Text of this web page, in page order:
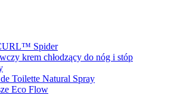
Spider
krem chłodzący do nóg i stóp
Toilette Natural Spray
Eco Flow